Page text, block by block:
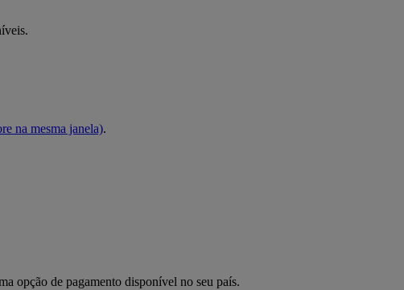
na mesma janela).
opção de pagamento disponível no seu país.